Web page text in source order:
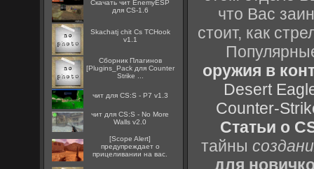
Скачать чит EnemyESP
для CS-1.6
Skachatj chit Cs TCHook
v1.1
Сборник Плагинов
[Plugins_Pack для Counter
Strike ...
чит для CS:S - P7 v1.3
чит для CS:S - No More
Walls v2.0
[Scope Alert]
предупреждает о
прицеливании на вас.
что Вас
стоит, как
оружия в
Desert
Counter-
Статьи о
тайны
для